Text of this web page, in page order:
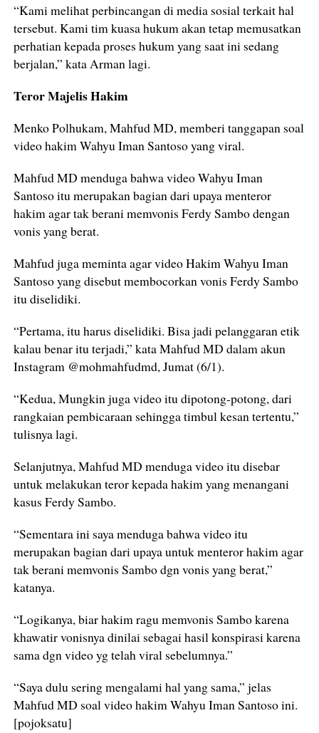
“Kami melihat perbincangan di media sosial terkait hal
tersebut. Kami tim kuasa hukum akan tetap memusatkan
perhatian kepada proses hukum yang saat ini sedang
berjalan,” kata Arman lagi.
Teror Majelis Hakim
Menko Polhukam, Mahfud MD, memberi tanggapan soal
video hakim Wahyu Iman Santoso yang viral.
Mahfud MD menduga bahwa video Wahyu Iman
Santoso itu merupakan bagian dari upaya menteror
hakim agar tak berani memvonis Ferdy Sambo dengan
vonis yang berat.
Mahfud juga meminta agar video Hakim Wahyu Iman
Santoso yang disebut membocorkan vonis Ferdy Sambo
itu diselidiki.
“Pertama, itu harus diselidiki. Bisa jadi pelanggaran etik
kalau benar itu terjadi,” kata Mahfud MD dalam akun
Instagram @mohmahfudmd, Jumat (6/1).
“Kedua, Mungkin juga video itu dipotong-potong, dari
rangkaian pembicaraan sehingga timbul kesan tertentu,”
tulisnya lagi.
Selanjutnya, Mahfud MD menduga video itu disebar
untuk melakukan teror kepada hakim yang menangani
kasus Ferdy Sambo.
“Sementara ini saya menduga bahwa video itu
merupakan bagian dari upaya untuk menteror hakim agar
tak berani memvonis Sambo dgn vonis yang berat,”
katanya.
“Logikanya, biar hakim ragu memvonis Sambo karena
khawatir vonisnya dinilai sebagai hasil konspirasi karena
sama dgn video yg telah viral sebelumnya.”
“Saya dulu sering mengalami hal yang sama,” jelas
Mahfud MD soal video hakim Wahyu Iman Santoso ini.
[pojoksatu]